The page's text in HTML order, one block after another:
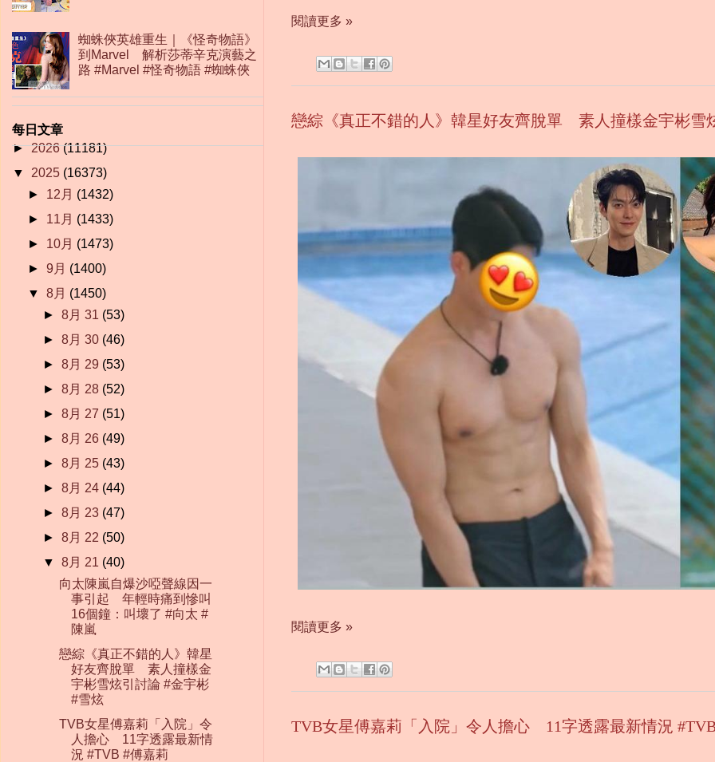
閱讀更多 »
戀綜《真正不錯的人》韓星好友齊脫單 素人撞樣金宇彬雪
閱讀更多 »
TVB女星傅嘉莉「入院」令人擔心 11字透露最新情況
蜘蛛俠英雄重生｜《怪奇物語》
到Marvel 解析莎蒂辛克演藝之
路 #Marvel #怪奇物語 #蜘蛛俠
每日文章
►2026(11181)
▼ 2025 (16373)
► 12月 (1432)
► 11月 (1433)
► 10月 (1473)
►9月 (1400)
▼8月 (1450)
►8月 31 (53)
►8月 30 (46)
►8月 29 (53)
►8月 28 (52)
►8月 27 (51)
►8月 26 (49)
►8月 25 (43)
►8月 24 (44)
►8月 23 (47)
►8月 22 (50)
▼8月 21 (40)
向太陳嵐自爆沙啞聲線因一
事引起 年輕時痛到慘叫
16個鐘：叫壞了 #向太 #
陳嵐
戀綜《真正不錯的人》韓星
好友齊脫單 素人撞樣金
宇彬雪炫引討論 #金宇彬
#雪炫
TVB女星傅嘉莉「入院」令
人擔心 11字透露最新情
況 #TVB #傅嘉莉